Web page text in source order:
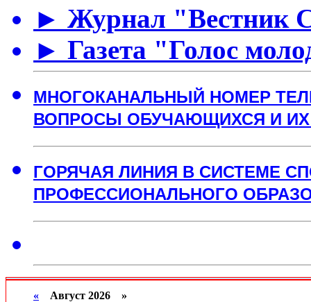
► Журнал "Вестник
► Газета "Голос
МНОГОКАНАЛЬНЫЙ НОМЕР
ВОПРОСЫ ОБУЧАЮЩИХСЯ И ИХ
ГОРЯЧАЯ ЛИНИЯ В СИСТЕМЕ
ПРОФЕССИОНАЛЬНОГО
« Август 2026 »